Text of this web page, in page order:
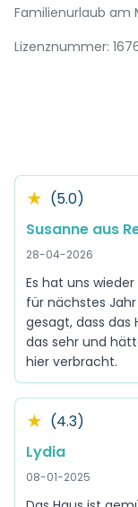
Familienurlaub am
Lizenznummer:
★ (5.0)
Susanne aus
28-04-2026
Es hat uns
für nächstes
gesagt, dass das
das sehr und
hier verbracht.
★ (4.3)
Lydia
08-01-2025